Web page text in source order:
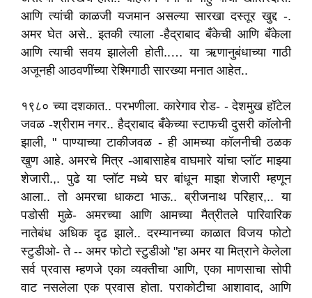
आणि त्यांची काळजी यजमान असल्या सारखा दस्तूर खुद्द -.
अमर घेत असे.. इतकी त्याला -हैद्राबाद बँकेची आणि बँकेला
आणि त्याची सवय झालेली होती..… या ऋणानुबंधाच्या गाठी
अजूनही आठवणींच्या रेश्मिगाठी सारख्या मनात आहेत..
१९८० च्या दशकात.. परभणीला.कारेगाव रोड- -देशमुख हॉटेल
जवळ -श्रीराम नगर.. हैद्राबाद बँकेच्या स्टाफची दुसरी कॉलोनी
झाली,"पाण्याच्या टाकीजवळ - ही आमच्या कॉलनीची ठळक
खुण आहे. अमरचे मित्र -आबासाहेब वाघमारे यांचा प्लॉट माझ्या
शेजारी.,.पुढे या प्लॉट मध्ये घर बांधून माझा शेजारी म्हणून
आला.. तो अमरचा धाकटा भाऊ.. ब्रीजनाथ परिहार,..या
पडोसी मुळे- अमरच्या आणि आमच्या मैत्रीतले
पारिवारिक
नातेबंध अधिक दृढ झाले.. दरम्यानच्या काळात विजय फोटो
स्टुडीओ- ते -- अमर फोटो स्टुडीओ "हा अमर या मित्राने केलेला
सर्व प्रवास म्हणजे एका व्यक्तीचा आणि,एका माणसाचा सोपी
वाट नसलेला एक प्रवास होता. पराकोटीचा आशावाद, आणि